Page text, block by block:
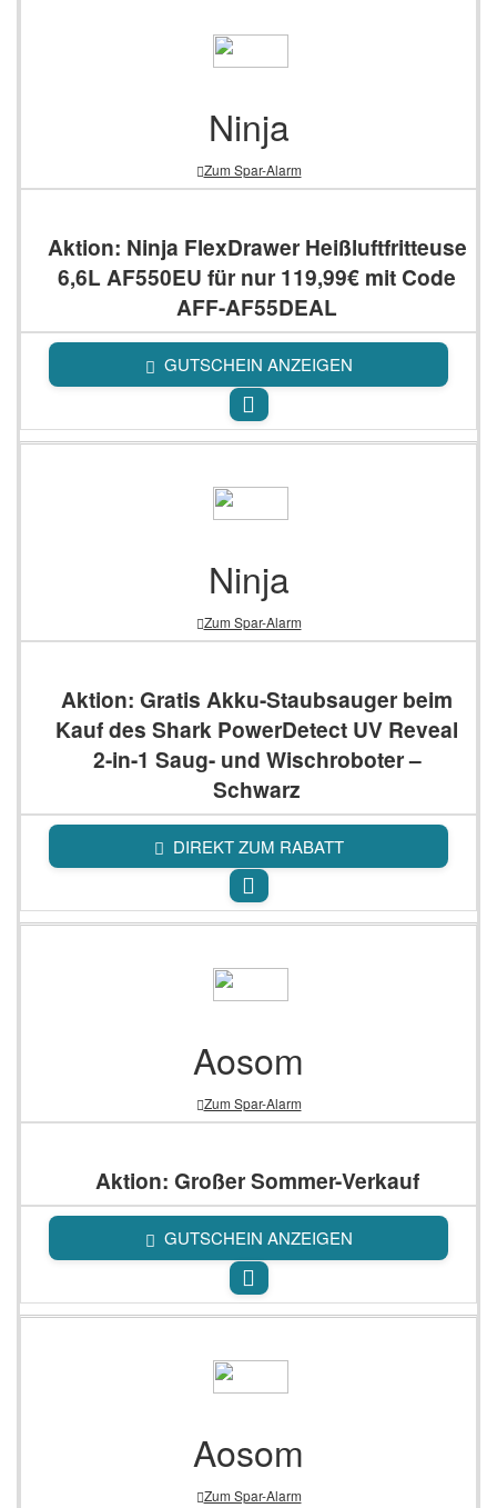
Ninja
Zum Spar-Alarm
Aktion: Ninja FlexDrawer Heißluftfritteuse
6,6L AF550EU für nur 119,99€ mit Code
AFF-AF55DEAL
GUTSCHEIN ANZEIGEN
Ninja
Zum Spar-Alarm
Aktion: Gratis Akku-Staubsauger beim
Kauf des Shark PowerDetect UV Reveal
2-in-1 Saug- und Wischroboter –
Schwarz
DIREKT ZUM RABATT
Aosom
Zum Spar-Alarm
Aktion: Großer Sommer-Verkauf
GUTSCHEIN ANZEIGEN
Aosom
Zum Spar-Alarm